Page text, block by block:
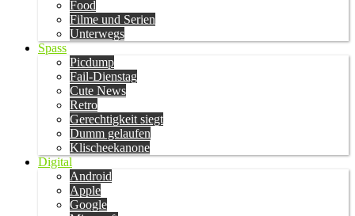
Food
Filme und Serien
Unterwegs
Spass
Picdump
Fail-Dienstag
Cute News
Retro
Gerechtigkeit siegt
Dumm gelaufen
Klischeekanone
Digital
Android
Apple
Google